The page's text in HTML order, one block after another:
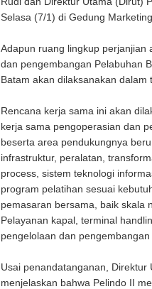
Selasa (7/1) di Gedung
Adapun ruang lingkup perjanjian
dan pengembangan Pelabuhan
Batam akan dilaksanakan dalam
Rencana kerja sama ini akan
kerja sama pengoperasian dan
beserta area pendukungnya
infrastruktur, peralatan,
process, sistem teknologi
program pelatihan sesuai
pemasaran bersama, baik skala
Pelayanan kapal, terminal
pengelolaan dan pengembangan
Usai penandatanganan, Direktur
menjelaskan bahwa Pelindo II